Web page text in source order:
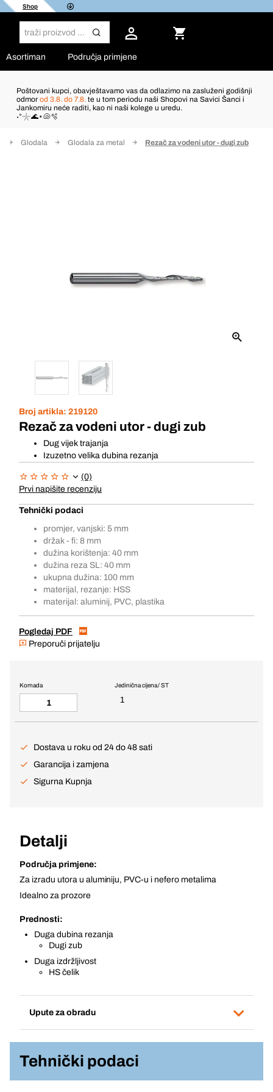
Shop
Asortiman Područja primjene
Poštovani kupci, obavještavamo vas da odlazimo na zasluženi godišnji
odmor od 3.8. do 7.8. te u tom periodu naši Shopovi na Savici Šanci i
Jankomiru neće raditi, kao ni naši kolege u uredu.
˖°𓇼🌊⋆🐚🫧
Glodala Glodala za metal Rezač za vodeni utor - dugi zub
Broj artikla: 219120
Rezač za vodeni utor - dugi zub
Dug vijek trajanja
Izuzetno velika dubina rezanja
(0)
Prvi napišite recenziju
Tehnički podaci
promjer, vanjski: 5 mm
držak - fi: 8 mm
dužina korištenja: 40 mm
dužina reza SL: 40 mm
ukupna dužina: 100 mm
materijal, rezanje: HSS
materijal: aluminij, PVC, plastika
Pogledaj PDF
Preporuči prijatelju
Jedinična cijena / ST
1
Komada
Dostava u roku od 24 do 48 sati
Garancija i zamjena
Sigurna Kupnja
Detalji
Područja primjene:
Za izradu utora u aluminiju, PVC-u i nefero metalima
Idealno za prozore
Prednosti:
Duga dubina rezanja
Dugi zub
Duga izdržljivost
HS čelik
Upute za obradu
Tehnički podaci